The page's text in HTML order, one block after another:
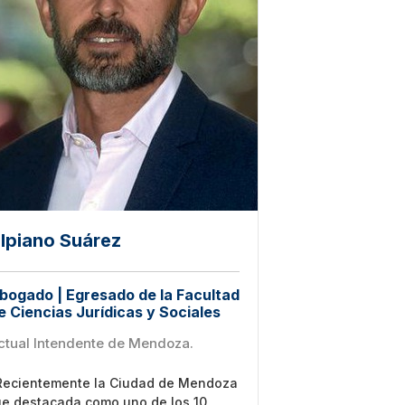
Suárez
| Egresado de la Facultad
Ciencias Jurídicas y Sociales
Intendente de Mendoza.
la Ciudad de Mendoza
destacada como uno de los 10